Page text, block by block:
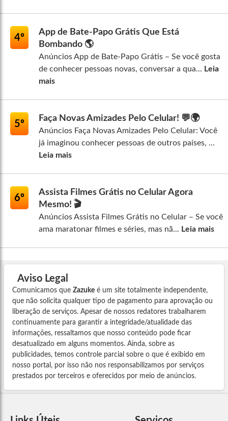
4º
App de Bate-Papo Grátis Que Está
Bombando 🌎
Anúncios App de Bate-Papo Grátis – Se você gosta
de conhecer pessoas novas, conversar a qua... Leia
mais
5º
Faça Novas Amizades Pelo Celular! 💬🌍
Anúncios Faça Novas Amizades Pelo Celular: Você
já imaginou conhecer pessoas de outros países, ...
Leia mais
6º
Assista Filmes Grátis no Celular Agora
Mesmo! 🎬
Anúncios Assista Filmes Grátis no Celular – Se você
ama maratonar filmes e séries, mas nã... Leia mais
Aviso Legal
Comunicamos que Zazuke é um site totalmente independente,
que não solicita qualquer tipo de pagamento para aprovação ou
liberação de serviços. Apesar de nossos redatores trabalharem
continuamente para garantir a integridade/atualidade das
informações, ressaltamos que nosso conteúdo pode ficar
desatualizado em alguns momentos. Ainda, sobre as
publicidades, temos controle parcial sobre o que é exibido em
nosso portal, por isso não nos responsabilizamos por serviços
prestados por terceiros e oferecidos por meio de anúncios.